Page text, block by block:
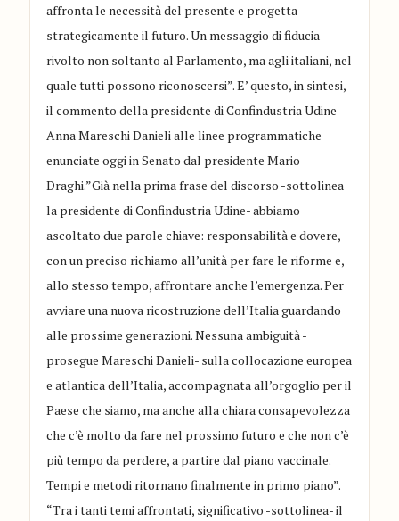
affronta le necessità del presente e progetta
strategicamente il futuro. Un messaggio di fiducia
rivolto non soltanto al Parlamento, ma agli italiani, nel
quale tutti possono riconoscersi”. E’ questo, in sintesi,
il commento della presidente di Confindustria Udine
Anna Mareschi Danieli alle linee programmatiche
enunciate oggi in Senato dal presidente Mario
Draghi.”Già nella prima frase del discorso -sottolinea
la presidente di Confindustria Udine- abbiamo
ascoltato due parole chiave: responsabilità e dovere,
con un preciso richiamo all’unità per fare le riforme e,
allo stesso tempo, affrontare anche l’emergenza. Per
avviare una nuova ricostruzione dell’Italia guardando
alle prossime generazioni. Nessuna ambiguità -
prosegue Mareschi Danieli- sulla collocazione europea
e atlantica dell’Italia, accompagnata all’orgoglio per il
Paese che siamo, ma anche alla chiara consapevolezza
che c’è molto da fare nel prossimo futuro e che non c’è
più tempo da perdere, a partire dal piano vaccinale.
Tempi e metodi ritornano finalmente in primo piano”.
“Tra i tanti temi affrontati, significativo -sottolinea- il